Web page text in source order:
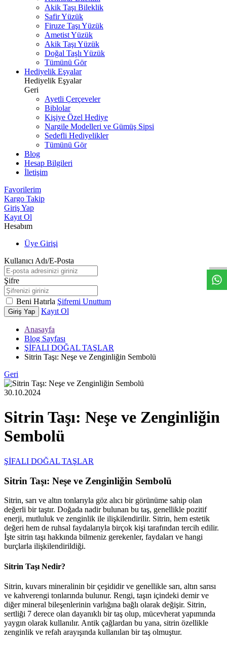
Akik Taşı Bileklik
Safir Yüzük
Firuze Taşı Yüzük
Ametist Yüzük
Akik Taşı Yüzük
Doğal Taşlı Yüzük
Tümünü Gör
Hediyelik Eşyalar
Hediyelik Eşyalar
Geri
Ayetli Çerçeveler
Biblolar
Kişiye Özel Hediye
Nargile Modelleri ve Gümüş Sipsi
Sedefli Hediyelikler
Tümünü Gör
Blog
Hesap Bilgileri
İletişim
Favorilerim
Kargo Takip
Giriş Yap
Kayıt Ol
Hesabım
Üye Girişi
Kullanıcı Adı/E-Posta
Şifre
Beni Hatırla Şifremi Unuttum
Giriş Yap Kayıt Ol
Anasayfa
Blog Sayfası
ŞİFALI DOĞAL TAŞLAR
Sitrin Taşı: Neşe ve Zenginliğin Sembolü
Geri
30.10.2024
Sitrin Taşı: Neşe ve Zenginliğin
Sembolü
ŞİFALI DOĞAL TAŞLAR
Sitrin Taşı: Neşe ve Zenginliğin Sembolü
Sitrin, sarı ve altın tonlarıyla göz alıcı bir görünüme sahip olan
değerli bir taştır. Doğada nadir bulunan bu taş, genellikle pozitif
enerji, mutluluk ve zenginlik ile ilişkilendirilir. Sitrin, hem estetik
değeri hem de ruhsal faydalarıyla birçok kişi tarafından tercih edilir.
İşte sitrin taşı hakkında bilmeniz gerekenler, faydaları ve hangi
burçlarla ilişkilendirildiği.
Sitrin Taşı Nedir?
Sitrin, kuvars mineralinin bir çeşididir ve genellikle sarı, altın sarısı
ve kahverengi tonlarında bulunur. Rengi, taşın içindeki demir ve
diğer mineral bileşenlerinin varlığına bağlı olarak değişir. Sitrin,
sertliği 7 derece olan dayanıklı bir taş olup, mücevherat yapımında
yaygın olarak kullanılır. Antik çağlardan bu yana, sitrin özellikle
zenginlik ve refah arayışında kullanılan bir taş olmuştur.